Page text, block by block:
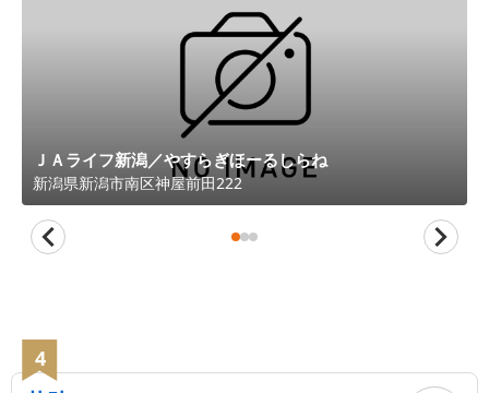
ＪＡライフ新潟／やすらぎほーるしらね
新潟県新潟市南区神屋前田222
4